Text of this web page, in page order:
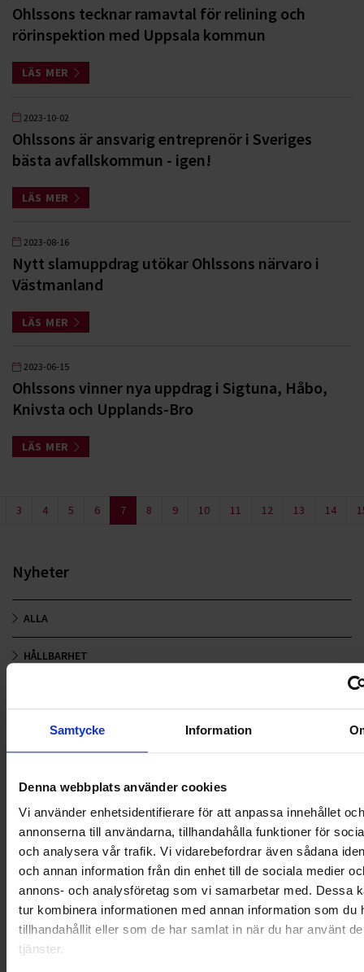
Samtycke Information
Denna webbplats använder cookies
Vi använder enhetsidentifierare för att anpassa innehållet och
annonserna till användarna, tillhandahålla funktioner för
och analysera vår trafik. Vi vidarebefordrar även sådana
och annan information från din enhet till de sociala medier
annons- och analysföretag som vi samarbetar med. Dessa
tur kombinera informationen med annan information som du
tillhandahållit eller som de har samlat in när du har använt
tjänster.
Ohlssons tecknar ramavtal för relining och
rörinspektion med Uppsala kommun
LÄS MER
2023-10-02
Ohlssons är ansvarig entreprenör i Sveriges
bästa avfallskommun - igen!
LÄS MER
2023-08-16
Nytt slamuppdrag utökar Ohlssons närvaro i
Västmanland
LÄS MER
2023-06-15
Ohlssons vinner nya uppdrag i Sigtuna, Håbo,
Knivsta och Upplands-Bro
LÄS MER
3 4 5 6 7 8 9 10 11 12 13 14
Nyheter
ALLA
HÅLLBARHET
NYA UPPDRAG
OHLSSONS REGION VÄST
OHLSSONSKOLLEGOR
RENHÅLLNING
SAMARBETEN